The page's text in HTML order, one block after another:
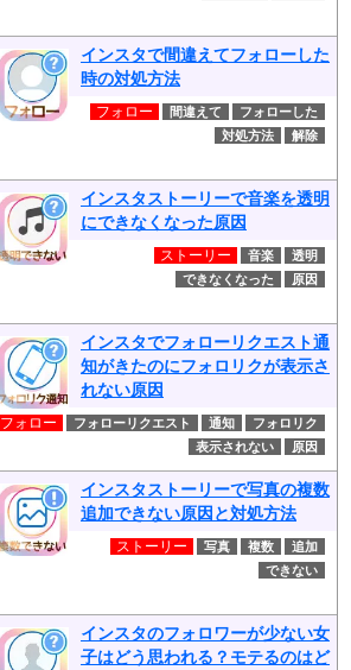
インスタで間違えてフォローした
時の対処方法
フォロー 間違えて
フォローした
対処方法
解除
インスタストーリーで音楽を透明
にできなくなった原因
ストーリー 音楽
透明
できなくなった
原因
インスタでフォローリクエスト通
知がきたのにフォロリクが表示さ
れない原因
フォロー フォローリクエスト 通知
フォロリク
表示されない
原因
インスタストーリーで写真の複数
追加できない原因と対処方法
ストーリー 写真 複数
追加
できない
インスタのフォロワーが少ない女
子はどう思われる？モテるのはど